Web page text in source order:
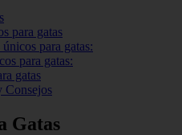
para gatas
para gatas:
para gatas:
gatas
Consejos
Gatas